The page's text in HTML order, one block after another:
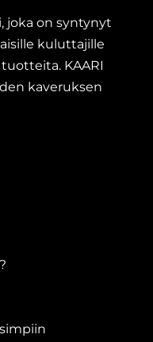
joka on syntynyt
kuluttajille
KAARI
kaveruksen